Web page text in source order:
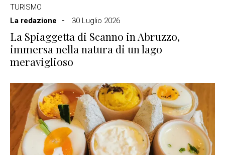
TURISMO
La redazione
30 Luglio 2026
La Spiaggetta di Scanno in Abruzzo,
immersa nella natura di un lago
meraviglioso